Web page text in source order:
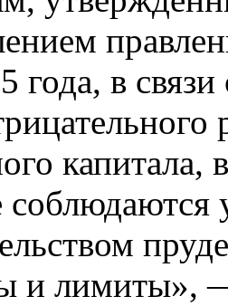
года, в
капитала,
соблюдаются
и лимиты»,